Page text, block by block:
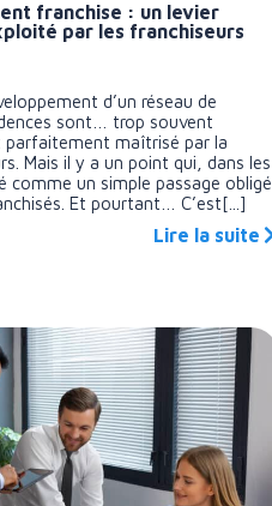
franchise : un levier
par les franchiseurs
d’un réseau de
sont… trop souvent
parfaitement maîtrisé par la
Mais il y a un point qui, dans les
un simple passage obligé
Et pourtant… C’est[...]
Lire la suite